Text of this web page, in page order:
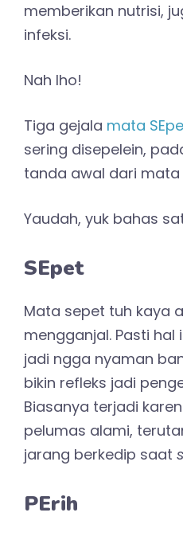
memberikan nutrisi,
infeksi.
Nah lho!
Tiga gejala mata
sering disepelein,
tanda awal dari mata
Yaudah, yuk bahas
SEpet
Mata sepet tuh kaya
mengganjal. Pasti hal
jadi ngga nyaman
bikin refleks jadi
Biasanya terjadi
pelumas alami,
jarang berkedip saat
PErih